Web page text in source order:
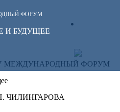
ФОРУМ
И БУДУЩЕЕ
ЗА
МЕЖДУНАРОДНЫЙ ФОРУМ
ЧИЛИНГАРОВА